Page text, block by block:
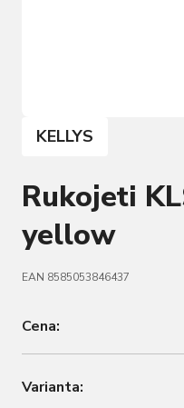
KELLYS
Rukojeti
yellow
EAN 8585053846437
Cena:
Varianta: